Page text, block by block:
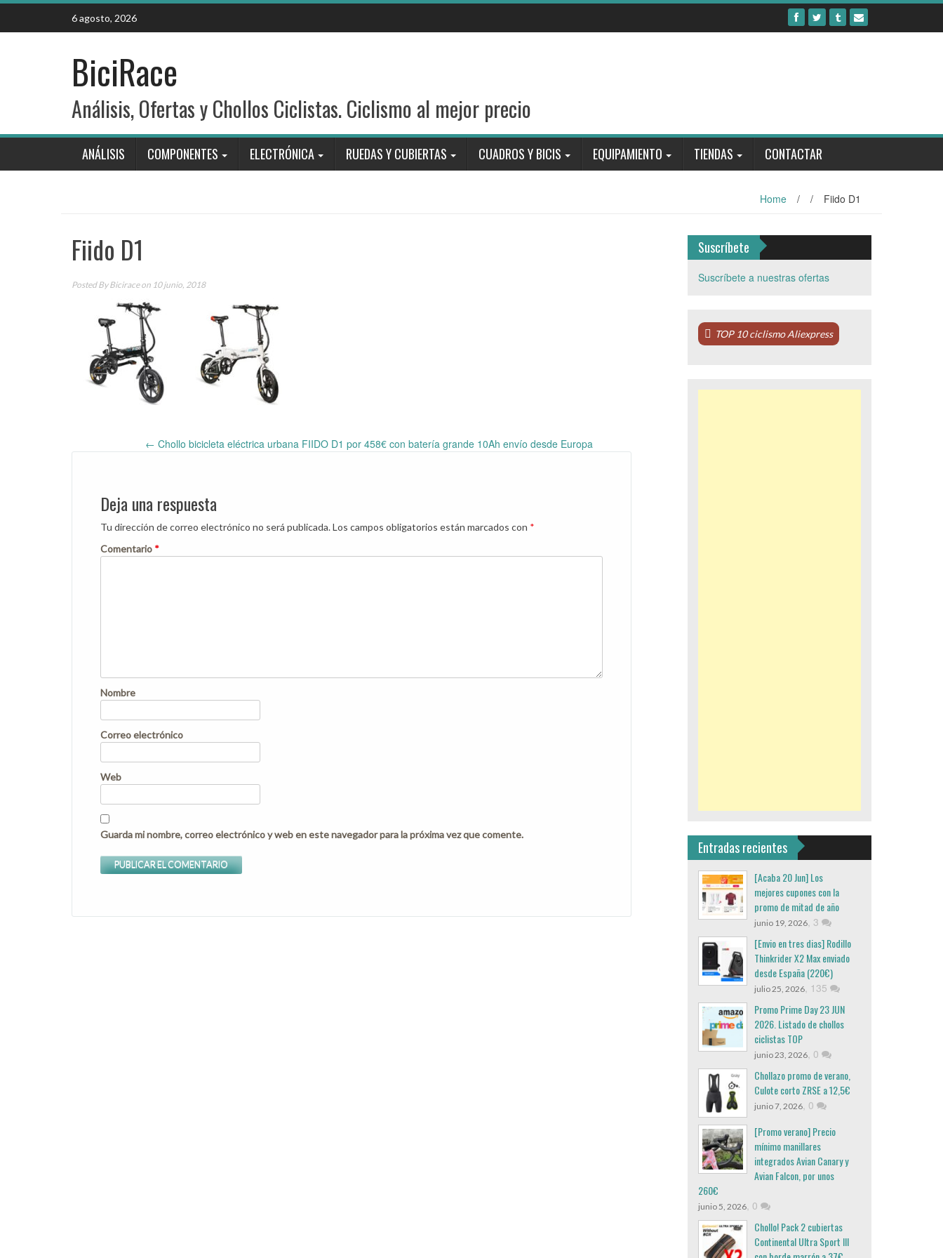
Skip
content
6 agosto, 2026
BiciRace
Análisis, Ofertas y Chollos Ciclistas. Ciclismo al mejor precio
ANÁLISIS COMPONENTES ELECTRÓNICA RUEDAS Y CUBIERTAS CUADROS Y BICIS EQUIPAMIENTO TIENDAS CONTACTAR
Home / / Fiido D1
Fiido D1
Posted ByBiciraceon 10 junio, 2018
Post
navigation
← Chollo bicicleta eléctrica urbana FIIDO D1 por 458€ con batería grande 10Ah envío desde Europa
Deja una respuesta
Tu dirección de correo electrónico no será publicada.Los campos obligatorios están marcados con *
Comentario *
Nombre
Correo electrónico
Web
Guarda mi nombre, correo electrónico y web en este navegador para la próxima vez que comente.
Suscríbete
Suscríbete a nuestras ofertas
TOP 10 ciclismo Aliexpress
Entradas recientes
[Acaba 20 Jun] Los
mejores cupones con la
promo de mitad de año
junio 19, 2026, 3
[Envio en tres dias] Rodillo
Thinkrider X2 Max enviado
desde España (220€)
julio 25, 2026, 135
Promo Prime Day 23 JUN
2026. Listado de chollos
ciclistas TOP
junio 23, 2026, 0
Chollazo promo de verano,
Culote corto ZRSE a 12,5€
junio 7, 2026, 0
[Promo verano] Precio
mínimo manillares
integrados Avian Canary y
Avian Falcon, por unos
260€
junio 5, 2026, 0
Chollo! Pack 2 cubiertas
Continental Ultra Sport III